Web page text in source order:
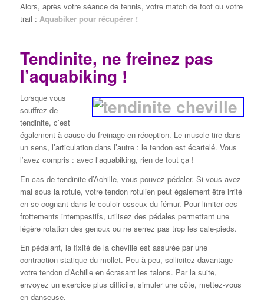
Alors, après votre séance de tennis, votre match de foot ou votre
trail : Aquabiker pour récupérer !
Tendinite, ne freinez pas
l’aquabiking !
Lorsque vous
souffrez de
tendinite, c’est
également à cause du freinage en réception. Le muscle tire dans
un sens, l’articulation dans l’autre : le tendon est écartelé. Vous
l’avez compris : avec l’aquabiking, rien de tout ça !
En cas de tendinite d’Achille, vous pouvez pédaler. Si vous avez
mal sous la rotule, votre tendon rotulien peut également être irrité
en se cognant dans le couloir osseux du fémur. Pour limiter ces
frottements intempestifs, utilisez des pédales permettant une
légère rotation des genoux ou ne serrez pas trop les cale-pieds.
En pédalant, la fixité de la cheville est assurée par une
contraction statique du mollet. Peu à peu, sollicitez davantage
votre tendon d’Achille en écrasant les talons. Par la suite,
envoyez un exercice plus difficile, simuler une côte, mettez-vous
en danseuse.